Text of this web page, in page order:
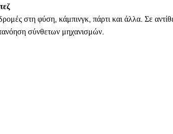
στη φύση, κάμπινγκ, πάρτι και άλλα. Σε
σύνθετων μηχανισμών.